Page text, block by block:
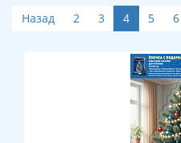
Назад 2 3 4 5 6